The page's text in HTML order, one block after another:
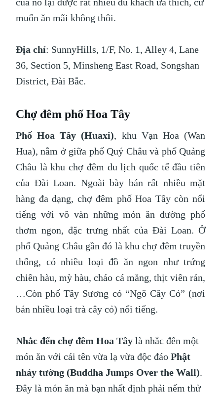
muốn ăn mãi không thôi.
Địa chỉ: SunnyHills, 1/F, No. 1, Alley 4, Lane
36, Section 5, Minsheng East Road, Songshan
District, Đài Bắc.
Chợ đêm phố Hoa Tây
Phố Hoa Tây (Huaxi), khu Vạn Hoa (Wan
Hua), nằm ở giữa phố Quý Châu và phố Quảng
Châu là khu chợ đêm du lịch quốc tế đầu tiên
của Đài Loan. Ngoài bày bán rất nhiều mặt
hàng đa dạng, chợ đêm phố Hoa Tây còn nổi
tiếng với vô vàn những món ăn đường phố
thơm ngon, đặc trưng nhất của Đài Loan. Ở
phố Quảng Châu gần đó là khu chợ đêm truyền
thống, có nhiều loại đồ ăn ngon như trứng
chiên hàu, mỳ hàu, cháo cá măng, thịt viên rán,
…Còn phố Tây Sương có “Ngõ Cây Cỏ” (nơi
bán nhiều loại trà cây cỏ) nổi tiếng.
Nhắc đến chợ đêm Hoa Tây là nhắc đến một
món ăn với cái tên vừa lạ vừa độc đáo Phật
nhảy tường (Buddha Jumps Over the Wall).
Đây là món ăn mà bạn nhất định phải nếm thử